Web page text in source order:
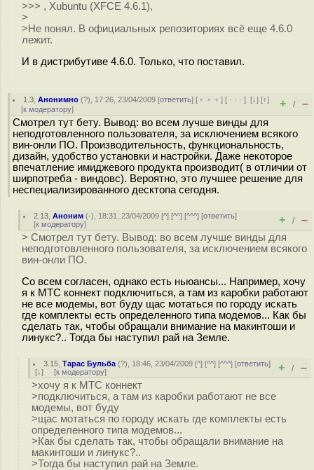
>>> , Xubuntu (XFCE 4.6.1),
>
>Не понял. В официальных репозиториях всё еще 4.6.0
лежит.
И в дистрибутиве 4.6.0. Только, что поставил.
1.3 ,Анонимно (?), 17:26, 23/04/2009 [ответить] [ ﹢﹢﹢] [ · · ·][↓] [↑]
[к модератору] + / –
Смотрел тут бету. Вывод: во всем лучше винды для
неподготовленного пользователя, за исключением всякого
вин-онли ПО. Производительность, функциональность,
дизайн, удобство установки и настройки. Даже некоторое
впечатление имиджевого продукта производит( в отличии от
ширпотреба - виндовс). Вероятно, это лучшее решение для
неспециализированного десктопа сегодня.
2.13 ,Аноним (-), 18:31, 23/04/2009 [^] [^^] [^^^] [ответить]
[к модератору] + / –
> Смотрел тут бету. Вывод: во всем лучше винды для
неподготовленного пользователя, за исключением всякого
вин-онли ПО.
Со всем согласен, однако есть ньюансы... Например, хочу
я к МТС коннект подключиться, а там из каробки работают
не все модемы, вот буду щас мотаться по городу искать
где комплекты есть определенного типа модемов... Как бы
сделать так, чтобы обращали внимание на макинтоши и
линукс?.. Тогда бы наступил рай на Земле.
3.15 ,Тарас Бульба (?), 18:46, 23/04/2009 [^] [^^] [^^^] [ответить]
[↓] [к модератору] + / –
>хочу я к МТС коннект
>подключиться, а там из каробки работают не все
модемы, вот буду
>щас мотаться по городу искать где комплекты есть
определенного типа модемов...
>Как бы сделать так, чтобы обращали внимание на
макинтоши и линукс?..
>Тогда бы наступил рай на Земле.